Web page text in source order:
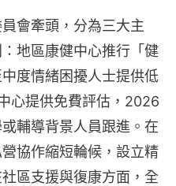
會牽頭，分為三大主
地區康健中心推行「健
度情緒困擾人士提供低
心提供免費評估，2026
輔導背景人員跟進。在
協作縮短輪候，設立精
區支援與復康方面，全